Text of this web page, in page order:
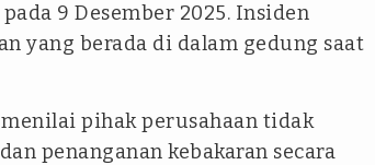
9 Desember 2025. Insiden
yang berada di dalam gedung saat
pihak perusahaan tidak
penanganan kebakaran secara